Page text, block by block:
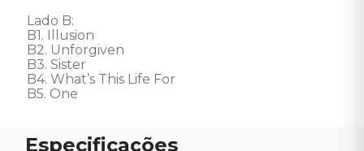
Lado B:
B1. Illusion
B2. Unforgiven
B3. Sister
B4. What’s This Life For
B5. One